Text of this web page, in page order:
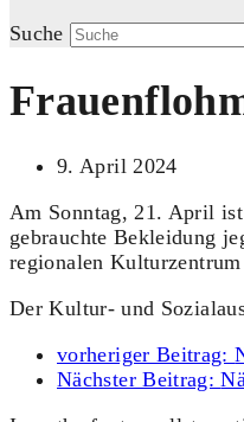
Suche
9. April 2024
Am Sonntag, 21. April
gebrauchte Bekleidung
regionalen
Der Kultur- und
vorheriger Beitrag:
Nächster Beitrag: